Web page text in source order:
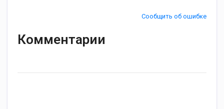
Сообщить об ошибке
Комментарии